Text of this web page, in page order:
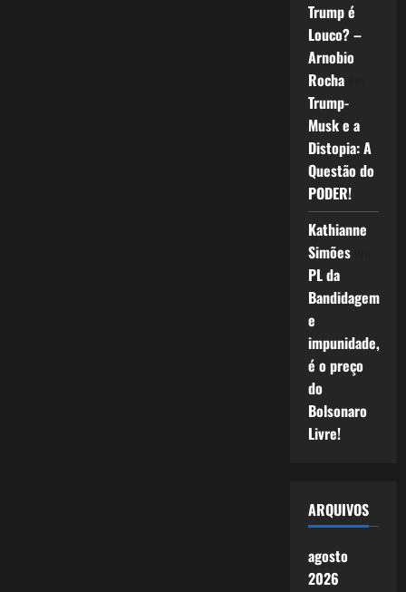
Trump é
Louco? –
Arnobio
Rochaem
Trump-
Musk e a
Distopia: A
Questão do
PODER!
Kathianne
Simõesem
PL da
Bandidagem
e
impunidade,
é o preço
do
Bolsonaro
Livre!
ARQUIVOS
agosto
2026